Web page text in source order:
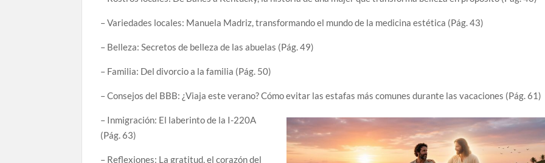
– Variedades locales: Manuela Madriz, transformando el mundo de la medicina estética (Pág. 43)
– Belleza: Secretos de belleza de las abuelas (Pág. 49)
– Familia: Del divorcio a la familia (Pág. 50)
– Consejos del BBB: ¿Viaja este verano? Cómo evitar las estafas más comunes durante las vacaciones (Pág. 61)
– Inmigración: El laberinto de la I-220A
(Pág. 63)
– Reflexiones: La gratitud, el corazón del